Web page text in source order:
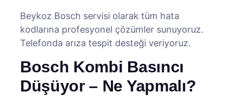
Beykoz Bosch servisi olarak tüm hata
kodlarına profesyonel çözümler sunuyoruz.
Telefonda arıza tespit desteği veriyoruz.
Bosch Kombi Basıncı
Düşüyor – Ne Yapmalı?